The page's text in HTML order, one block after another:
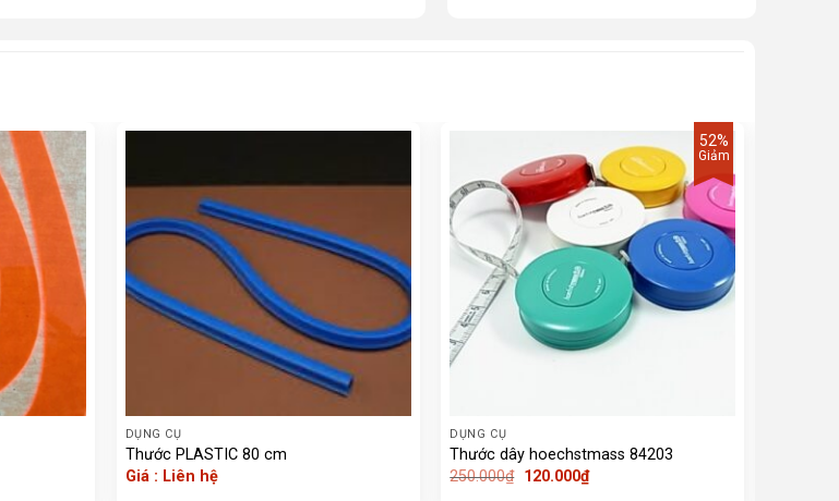
DỤNG CỤ
Thước PLASTIC 80 cm
Giá : Liên hệ
52%
Giảm
DỤNG CỤ
Thước dây hoechstmass 84203
250.000₫ Giá
120.000₫Giá
hiện